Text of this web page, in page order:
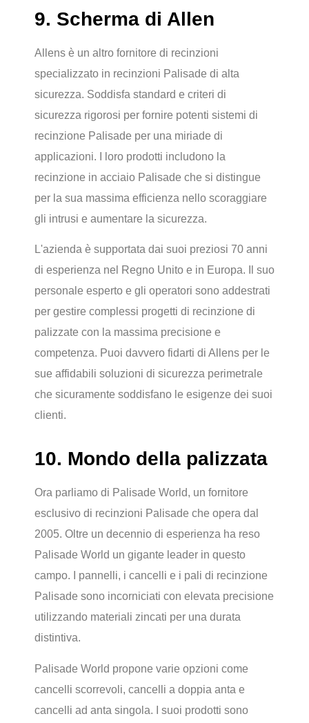
9. Scherma di Allen
Allens è un altro fornitore di recinzioni
specializzato in recinzioni Palisade di alta
sicurezza. Soddisfa standard e criteri di
sicurezza rigorosi per fornire potenti sistemi di
recinzione Palisade per una miriade di
applicazioni. I loro prodotti includono la
recinzione in acciaio Palisade che si distingue
per la sua massima efficienza nello scoraggiare
gli intrusi e aumentare la sicurezza.
L'azienda è supportata dai suoi preziosi 70 anni
di esperienza nel Regno Unito e in Europa. Il suo
personale esperto e gli operatori sono addestrati
per gestire complessi progetti di recinzione di
palizzate con la massima precisione e
competenza. Puoi davvero fidarti di Allens per le
sue affidabili soluzioni di sicurezza perimetrale
che sicuramente soddisfano le esigenze dei suoi
clienti.
10. Mondo della palizzata
Ora parliamo di Palisade World, un fornitore
esclusivo di recinzioni Palisade che opera dal
2005. Oltre un decennio di esperienza ha reso
Palisade World un gigante leader in questo
campo. I pannelli, i cancelli e i pali di recinzione
Palisade sono incorniciati con elevata precisione
utilizzando materiali zincati per una durata
distintiva.
Palisade World propone varie opzioni come
cancelli scorrevoli, cancelli a doppia anta e
cancelli ad anta singola. I suoi prodotti sono